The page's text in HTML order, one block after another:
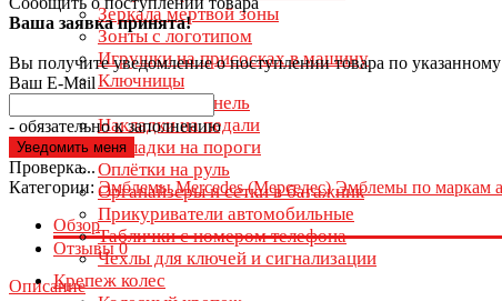
Зеркала мертвой зоны
Зонты с логотипом
Игрушки на присосках в машину
Ключницы
Коврики на панель
Накладки на педали
Накладки на пороги
Оплётки на руль
Органайзеры и сетки в багажник
Прикуриватели автомобильные
Таблички с номером телефона
Чехлы для ключей и сигнализации
Крепеж колес
Ваша заявка принята!
Вы получите уведомление о поступлении товара по
Ваш E-Mail
- обязательно к заполнению
Проверка...
Категории:Эмблемы Mercedes (Мерседес) Эмблемы по маркам
Обзор
Отзывы0
Описание